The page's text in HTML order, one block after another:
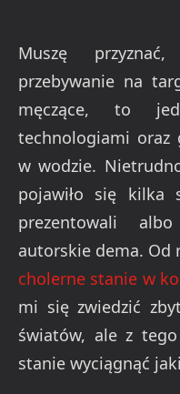
Muszę
przebywanie na
męczące, to
technologiami oraz
w wodzie.
pojawiło się kilka
prezentowali
autorskie dema. Od
cholerne stanie w
mi się zwiedzić
światów, ale z
stanie wyciągnąć